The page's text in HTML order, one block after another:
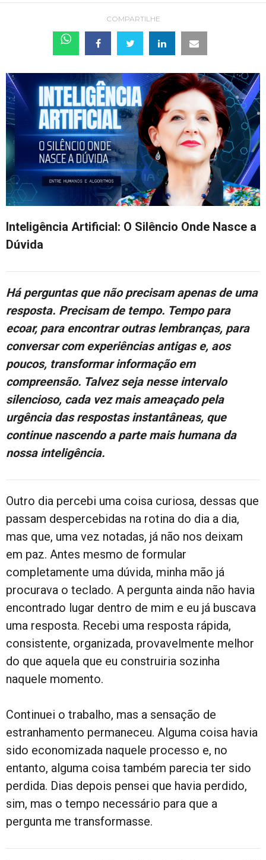
COMPARTILHE
Inteligência Artificial: O Silêncio Onde Nasce a
Dúvida
Há perguntas que não precisam apenas de uma
resposta. Precisam de tempo. Tempo para
ecoar, para encontrar outras lembranças, para
conversar com experiências antigas e, aos
poucos, transformar informação em
compreensão. Talvez seja nesse intervalo
silencioso, cada vez mais ameaçado pela
urgência das respostas instantâneas, que
continue nascendo a parte mais humana da
nossa inteligência.
Outro dia percebi uma coisa curiosa, dessas que
passam despercebidas na rotina do dia a dia,
mas que, uma vez notadas, já não nos deixam
em paz. Antes mesmo de formular
completamente uma dúvida, minha mão já
procurava o teclado. A pergunta ainda não havia
encontrado lugar dentro de mim e eu já buscava
uma resposta. Recebi uma resposta rápida,
consistente, organizada, provavelmente melhor
do que aquela que eu construiria sozinha
naquele momento.
Continuei o trabalho, mas a sensação de
estranhamento permaneceu. Alguma coisa havia
sido economizada naquele processo e, no
entanto, alguma coisa também parecia ter sido
perdida. Dias depois pensei que havia perdido,
sim, mas o tempo necessário para que a
pergunta me transformasse.